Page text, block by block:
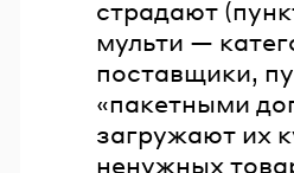
страдают
мульти —
поставщики,
«пакетными
загружают их
ненужных